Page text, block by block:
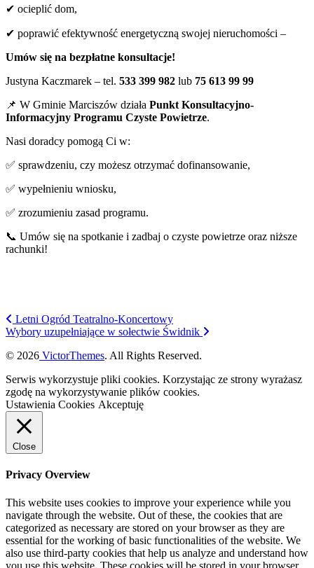
✔ ocieplić dom,
✔ poprawić efektywność energetyczną swojej nieruchomości –
Umów się na bezpłatne konsultacje!
Justyna Kaczmarek – tel. 533 399 982 lub 75 613 99 99
📌 W Gminie Marciszów działa Punkt Konsultacyjno-
Informacyjny Programu Czyste Powietrze.
Nasi doradcy pomogą Ci w:
✅ sprawdzeniu, czy możesz otrzymać dofinansowanie,
✅ wypełnieniu wniosku,
✅ zrozumieniu zasad programu.
📞 Umów się na spotkanie i zadbaj o czyste powietrze oraz niższe
rachunki!
Letni Ogród Teatralno-Koncertowy
Wybory uzupełniające w sołectwie Świdnik
© 2026 VictorThemes. All Rights Reserved.
Serwis wykorzystuje pliki cookies. Korzystając ze strony wyrażasz
zgodę na wykorzystywanie plików cookies.
Ustawienia Cookies Akceptuję
Close
Privacy Overview
This website uses cookies to improve your experience while you
navigate through the website. Out of these, the cookies that are
categorized as necessary are stored on your browser as they are
essential for the working of basic functionalities of the website. We
also use third-party cookies that help us analyze and understand how
you use this website. These cookies will be stored in your browser